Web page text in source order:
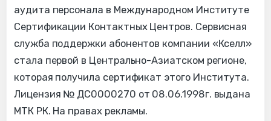
аудита персонала в Международном Институте
Сертификации Контактных Центров. Сервисная
служба поддержки абонентов компании «Кселл»
стала первой в Центрально-Азиатском регионе,
которая получила сертификат этого Института.
Лицензия № ДС0000270 от 08.06.1998г. выдана
МТК РК. На правах рекламы.